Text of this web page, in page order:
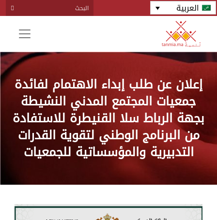
العربية
إعلان عن طلب إبداء الاهتمام لفائدة
جمعيات المجتمع المدني النشيطة
بجهة الرباط سلا القنيطرة للاستفادة
من البرنامج الوطني لتقوية القدرات
التدبيرية والمؤسساتية للجمعيات